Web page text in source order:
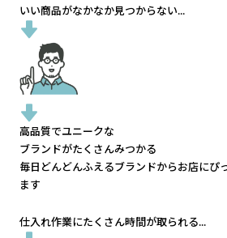
いい商品がなかなか見つからない...
高品質でユニークな
ブランドがたくさんみつかる
毎日どんどんふえるブランドからお店にぴ
ます
仕入れ作業にたくさん時間が取られる...